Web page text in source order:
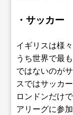
・サッカー
イギリスは様
うち世界で最
ではないのが
スではサッカ
ロンドンだけ
アリーグに参